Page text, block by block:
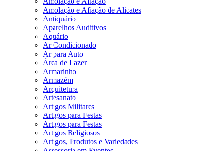
Amolação e Afiação de Alicates
Antiquário
Aparelhos Auditivos
Aquário
Ar Condicionado
Ar para Auto
Área de Lazer
Armarinho
Armazém
Arquitetura
Artesanato
Artigos Militares
Artigos para Festas
Artigos para Festas
Artigos Religiosos
Artigos, Produtos e Variedades